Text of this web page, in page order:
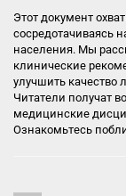
Этот документ
сосредотачиваясь
населения. Мы
клинические
улучшить качество
Читатели получат
медицинские
Ознакомьтесь